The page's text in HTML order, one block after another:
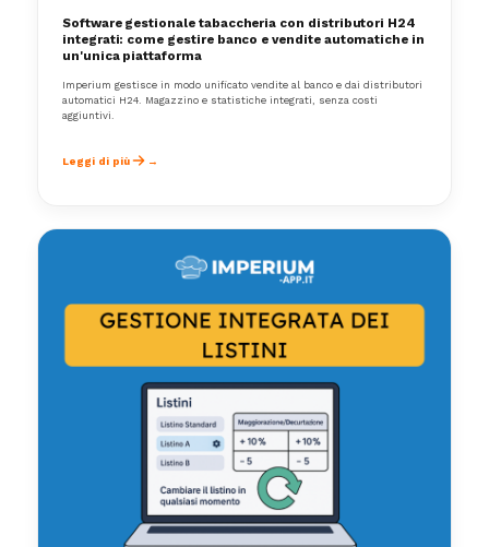
Software gestionale tabaccheria con distributori H24
integrati: come gestire banco e vendite automatiche in
un'unica piattaforma
Imperium gestisce in modo unificato vendite al banco e dai distributori
automatici H24. Magazzino e statistiche integrati, senza costi
aggiuntivi.
Leggi di più